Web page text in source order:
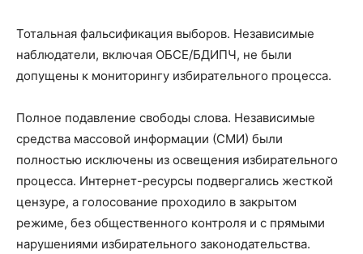
Тотальная фальсификация выборов. Независимые
наблюдатели, включая ОБСЕ/БДИПЧ, не были
допущены к мониторингу избирательного процесса.
Полное подавление свободы слова. Независимые
средства массовой информации (СМИ) были
полностью исключены из освещения избирательного
процесса. Интернет-ресурсы подвергались жесткой
цензуре, а голосование проходило в закрытом
режиме, без общественного контроля и с прямыми
нарушениями избирательного законодательства.